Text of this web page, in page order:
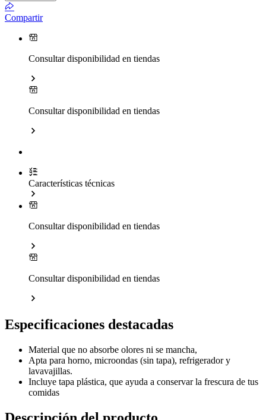
Compartir
Consultar disponibilidad en tiendas
Consultar disponibilidad en tiendas
Características técnicas
Consultar disponibilidad en tiendas
Consultar disponibilidad en tiendas
Especificaciones destacadas
Material que no absorbe olores ni se mancha,
Apta para horno, microondas (sin tapa), refrigerador y
lavavajillas.
Incluye tapa plástica, que ayuda a conservar la frescura de tus
comidas